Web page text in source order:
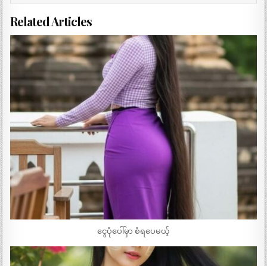
Related Articles
ငွေပုံပေါ်မှာ စံရပေမယ့်